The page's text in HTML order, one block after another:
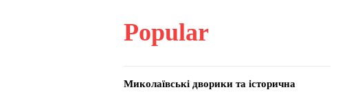
Popular
Миколаївські дворики та історична